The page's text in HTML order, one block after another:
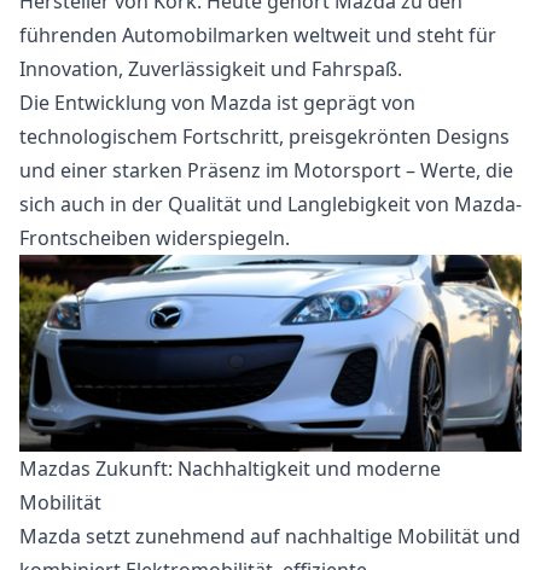
führenden Automobilmarken weltweit und steht für
Innovation, Zuverlässigkeit und Fahrspaß.
Die Entwicklung von Mazda ist geprägt von
technologischem Fortschritt, preisgekrönten Designs
und einer starken Präsenz im Motorsport – Werte, die
sich auch in der Qualität und Langlebigkeit von Mazda-
Frontscheiben widerspiegeln.
Mazdas Zukunft: Nachhaltigkeit und moderne
Mobilität
Mazda setzt zunehmend auf nachhaltige Mobilität und